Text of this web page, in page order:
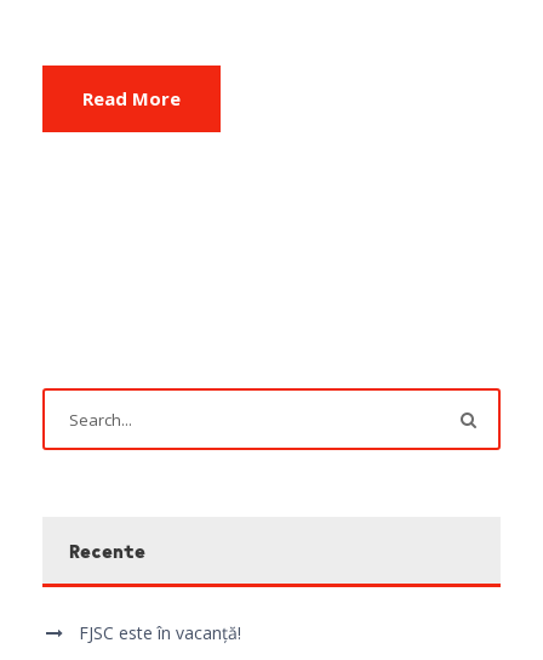
Read More
Recente
FJSC este în vacanță!